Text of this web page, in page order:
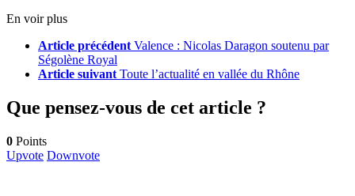
En voir plus
Article précédent Valence : Nicolas Daragon soutenu par
Ségolène Royal
Article suivant Toute l’actualité en vallée du Rhône
Que pensez-vous de cet article ?
0 Points
Upvote Downvote